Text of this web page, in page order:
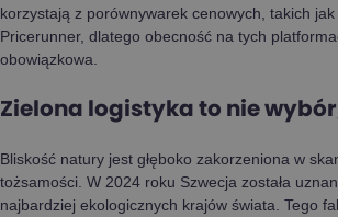
korzystają z porównywarek cenowych, takich
Pricerunner, dlatego obecność na tych
obowiązkowa.
Zielona logistyka to nie
Bliskość natury jest głęboko zakorzeniona w
tożsamości. W 2024 roku Szwecja została
najbardziej ekologicznych krajów świata. Tego